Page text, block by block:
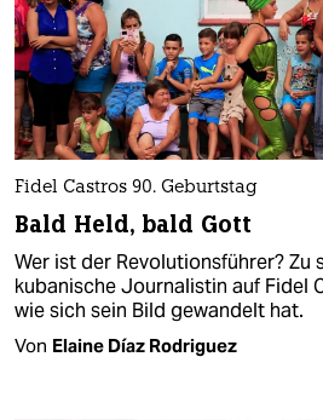
Fidel Castros 90. Geburtstag
Bald Held, bald Gott
Wer ist der Revolutionsführer? Zu
kubanische Journalistin auf Fidel
wie sich sein Bild gewandelt hat.
Von Elaine Díaz Rodriguez